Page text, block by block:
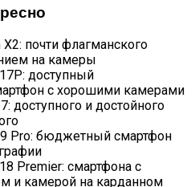
почти флагманского
на камеры
доступный
с хорошими камерами
доступного и достойного
Pro: бюджетный смартфон
Premier: смартфона с
и камерой на карданном